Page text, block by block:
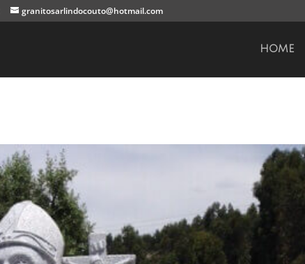
granitosarlindocouto@hotmail.com
HOME